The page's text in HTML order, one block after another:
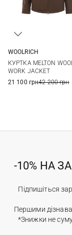
WOOLRICH
КУРТКА MELTON
WORK JACKET
21 100 грн42 200 грн
-10% НА
Підпишіться
Першими
*Знижки не